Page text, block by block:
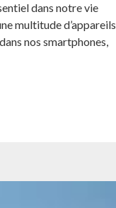
dans notre vie
multitude d’appareils
nos smartphones,